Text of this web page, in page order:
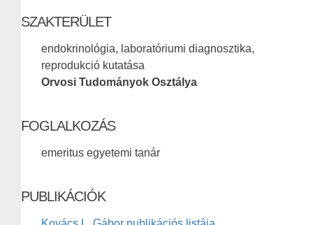
SZAKTERÜLET
endokrinológia, laboratóriumi diagnosztika,
reprodukció kutatása
Orvosi Tudományok Osztálya
FOGLALKOZÁS
emeritus egyetemi tanár
PUBLIKÁCIÓK